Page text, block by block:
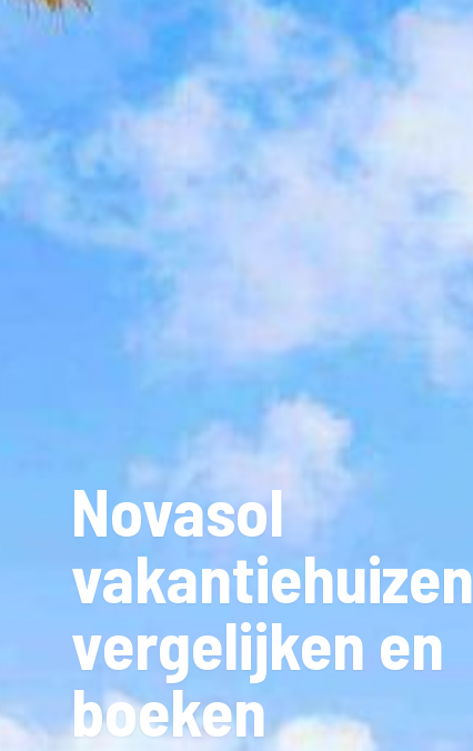
Novasol
vakantiehuizen
vergelijken en
boeken